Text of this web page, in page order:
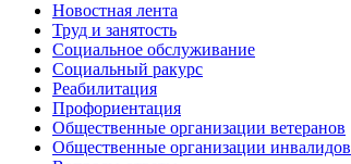
Новостная лента
Труд и занятость
Социальное обслуживание
Социальный ракурс
Реабилитация
Профориентация
Общественные организации ветеранов
Общественные организации инвалидов